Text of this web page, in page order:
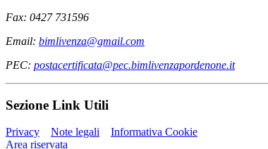
Fax: 0427 731596
Email: bimlivenza@gmail.com
PEC: postacertificata@pec.bimlivenzapordenone.it
Sezione Link Utili
Privacy Note legali
Informativa Cookie
Area riservata